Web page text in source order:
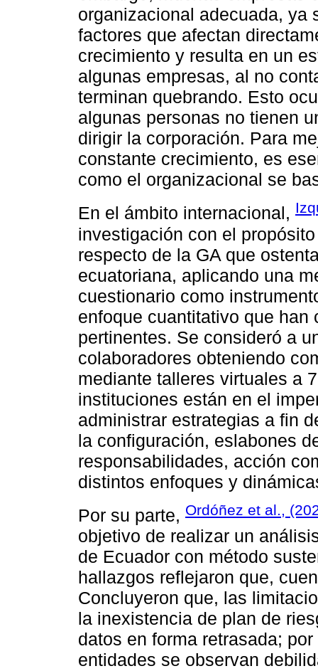
organizacional adecuada, ya
factores que afectan
crecimiento y resulta en un
algunas empresas, al no
terminan quebrando. Esto
algunas personas no tienen
dirigir la corporación. Para
constante crecimiento, es
como el organizacional se
En el ámbito internacional,
investigación con el
respecto de la GA que
ecuatoriana, aplicando una
cuestionario como
enfoque cuantitativo que
pertinentes. Se consideró a
colaboradores obteniendo
mediante talleres virtuales a
instituciones están en el
administrar estrategias a fin
la configuración, eslabones
responsabilidades, acción
distintos enfoques y
Por su parte, Ordóñez et al.,
objetivo de realizar un
de Ecuador con método
hallazgos reflejaron que,
Concluyeron que, las
la inexistencia de plan de
datos en forma retrasada;
entidades se observan